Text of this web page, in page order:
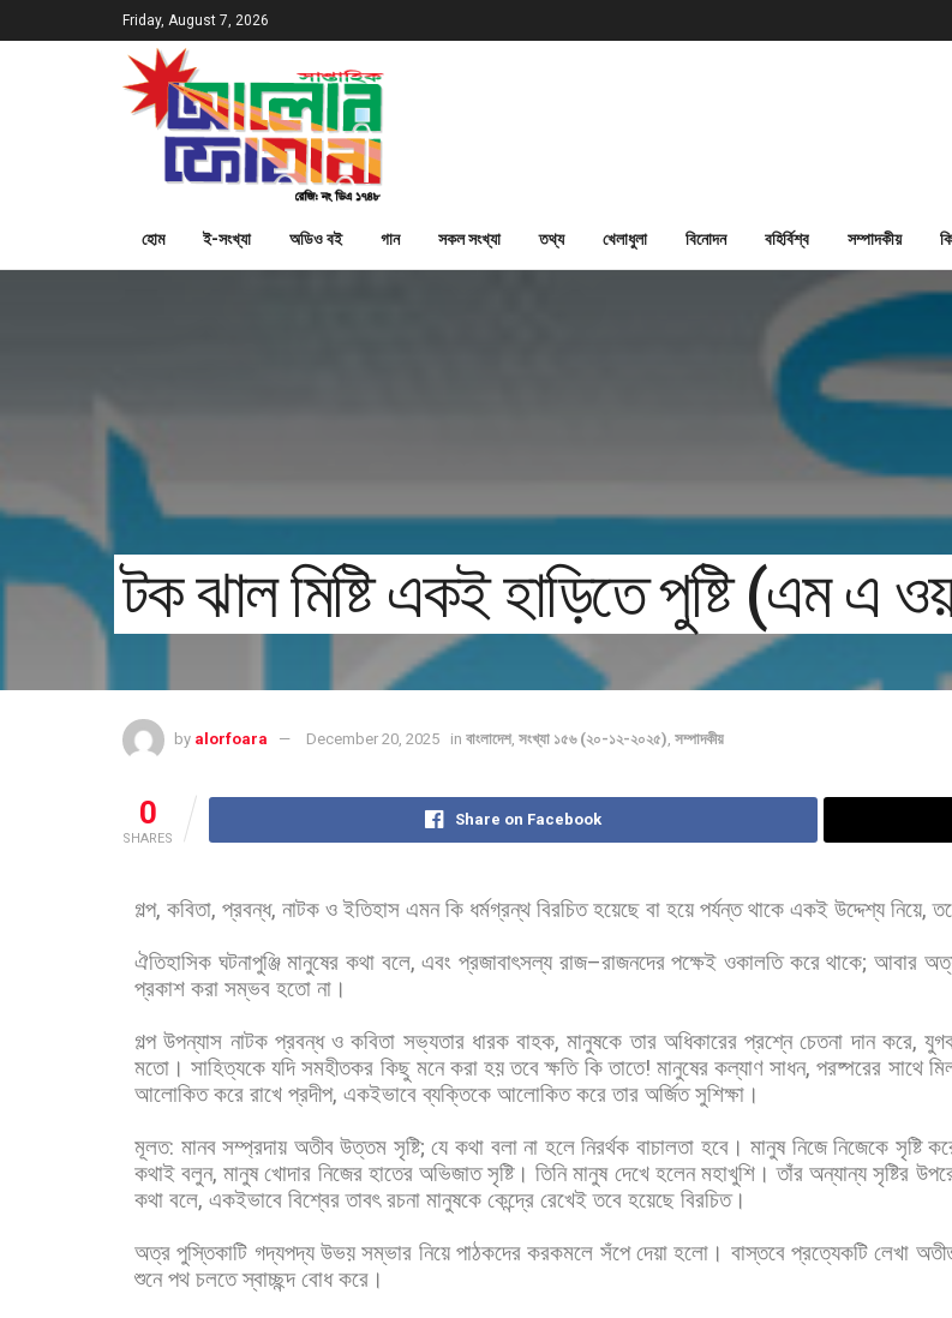
Friday, August 7, 2026
হোম ই-সংখ্যা অডিও বই গান সকল সংখ্যা তথ্য খেলাধুলা বিনোদন বহির্বিশ্ব সম্পাদকীয়
টক ঝাল মিষ্টি একই হাড়িতে পুষ্টি (এম এ
by alorfoara December 20, 2025 in বাংলাদেশ, সংখ্যা ১৫৬ (২০-১২-২০২৫), সম্পাদকীয়
0
SHARES
Share on Facebook
গল্প, কবিতা, প্রবন্ধ, নাটক ও ইতিহাস এমন কি ধর্মগ্রন্থ বিরচিত হয়েছে বা হয়ে পর্যন্ত থাকে একই উদ্দেশ্য নিয়ে,
ঐতিহাসিক ঘটনাপুঞ্জি মানুষের কথা বলে,এবং প্রজাবাৎসল্য রাজ–রাজনদের পক্ষেই ওকালতি করে থাকে;আবার
প্রকাশ করা সম্ভব হতো না।
গল্প উপন্যাস নাটক প্রবন্ধ ও কবিতা সভ্যতার ধারক বাহক,মানুষকে তার অধিকারের প্রশ্নে চেতনা দান করে,
মতো। সাহিত্যকে যদি সমহীতকর কিছু মনে করা হয় তবে ক্ষতি কি তাতে! মানুষের কল্যাণ সাধন,পরষ্পরের সাথে
আলোকিত করে রাখে প্রদীপ, একইভাবে ব্যক্তিকে আলোকিত করে তার অর্জিত সুশিক্ষা।
মূলত: মানব সম্প্রদায় অতীব উত্তম সৃষ্টি;যে কথা বলা না হলে নিরর্থক বাচালতা হবে। মানুষ নিজে নিজেকে সৃষ্টি
কথাই বলুন,মানুষ খোদার নিজের হাতের অভিজাত সৃষ্টি। তিনি মানুষ দেখে হলেন মহাখুশি। তাঁর অন্যান্য সৃষ্টির
কথা বলে, একইভাবে বিশ্বের তাবৎ রচনা মানুষকে কেন্দ্রে রেখেই তবে হয়েছে বিরচিত।
অত্র পুস্তিকাটি গদ্যপদ্য উভয় সম্ভার নিয়ে পাঠকদের করকমলে সঁপে দেয়া হলো। বাস্তবে প্রত্যেকটি লেখা
শুনে পথ চলতে স্বাচ্ছন্দ বোধ করে।